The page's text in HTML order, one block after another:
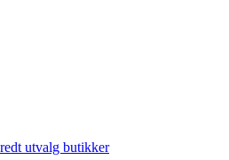
utvalg butikker